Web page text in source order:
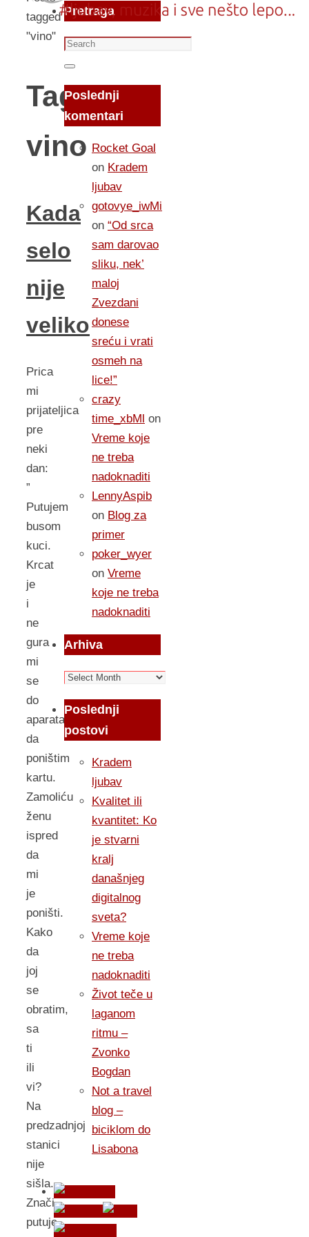
tagged
"vino"
Tag:
vino
Kada
selo
nije
veliko
Prica
mi
prijateljica
pre
neki
dan:
”
Putujem
busom
kuci.
Krcat
je
i
ne
gura
mi
se
do
aparata
da
poništim
kartu.
Zamoliću
ženu
ispred
da
mi
je
poništi.
Kako
da
joj
se
obratim,
sa
ti
ili
vi?
Na
predzadnjoj
stanici
nije
sišla.
Znači,
putuje
Pretraga
Search
for:
Search
Poslednji
komentari
Rocket Goal
on Kradem
ljubav
gotovye_iwMi
on “Od srca
sam darovao
sliku, nek’
maloj
Zvezdani
donese
sreću i vrati
osmeh na
lice!”
crazy
time_xbMl on
Vreme koje
ne treba
nadoknaditi
LennyAspib
on Blog za
primer
poker_wyer
on Vreme
koje ne treba
nadoknaditi
Arhiva
Arhiva
Poslednji
postovi
Kradem
ljubav
Kvalitet ili
kvantitet: Ko
je stvarni
kralj
današnjeg
digitalnog
sveta?
Vreme koje
ne treba
nadoknaditi
Život teče u
laganom
ritmu –
Zvonko
Bogdan
Not a travel
blog –
biciklom do
Lisabona